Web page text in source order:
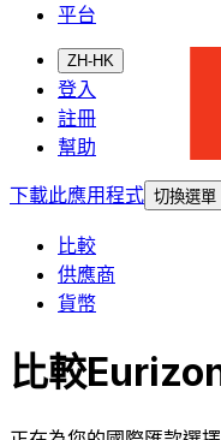
平台
ZH-HK
登入
註冊
幫助
下載此應用程式 切換選單
比較
供應商
貨幣
比較